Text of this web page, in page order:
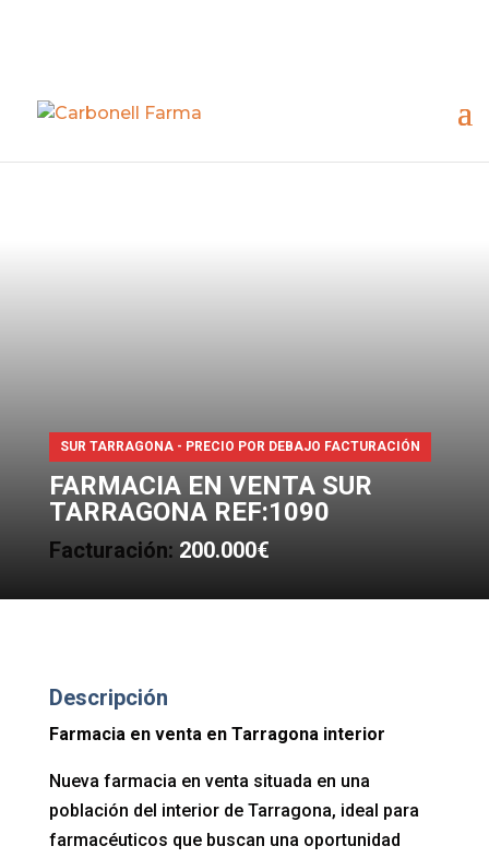
SUR TARRAGONA - PRECIO POR DEBAJO FACTURACIÓN
FARMACIA EN VENTA SUR
TARRAGONA REF:1090
Facturación: 200.000€
Descripción
Farmacia en venta en Tarragona interior
Nueva farmacia en venta situada en una
población del interior de Tarragona, ideal para
farmacéuticos que buscan una oportunidad